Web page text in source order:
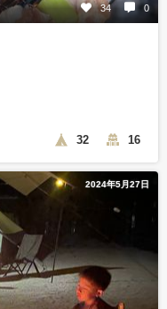
34 0
32 16
2024年5月27日